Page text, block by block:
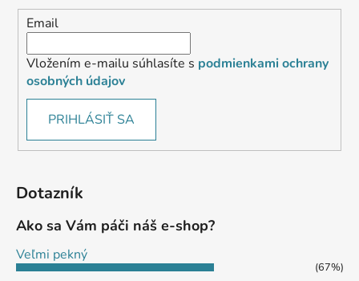
Email
Vložením e-mailu súhlasíte s podmienkami ochrany
osobných údajov
PRIHLÁSIŤ SA
Dotazník
Ako sa Vám páči náš e-shop?
Veľmi pekný
(67%)